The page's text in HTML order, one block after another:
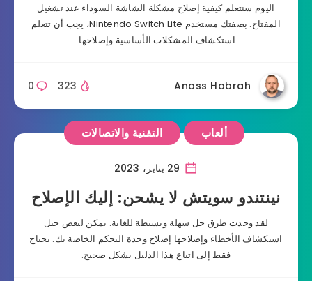
اليوم سنتعلم كيفية إصلاح مشكلة الشاشة السوداء عند تشغيل
المفتاح. بصفتك مستخدم Nintendo Switch Lite، يجب أن تتعلم
استكشاف المشكلات الأساسية وإصلاحها.
Anass Habrah
0 323
ألعاب التقنية والاتصالات
نينتندو سويتش لا يشحن: إليك الإصلاح
لقد وجدت طرق حل سهلة وبسيطة للغاية. يمكن لبعض حيل
استكشاف الأخطاء وإصلاحها إصلاح وحدة التحكم الخاصة بك. تحتاج
فقط إلى اتباع هذا الدليل بشكل صحيح.